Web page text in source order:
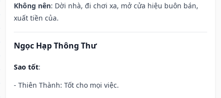
Không nên: Dời nhà, đi chơi xa, mở cửa hiệu buôn bán,
xuất tiền của.
Ngọc Hạp Thông Thư
Sao tốt:
- Thiên Thành: Tốt cho mọi việc.